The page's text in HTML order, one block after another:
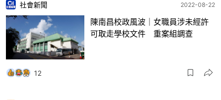
社會新聞 2022-08-22
陳南昌校政風波｜女職員涉未經許
可取走學校文件 重案組調查
12